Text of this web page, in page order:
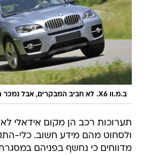
ב.מ.וו X6. לא חביב המבקרים, אבל נמכר היטב
תערוכות רכב הן מקום אידאלי
ולסחוט מהם מידע חשוב. כלי-
מדווחים כי נחשף בפניהם